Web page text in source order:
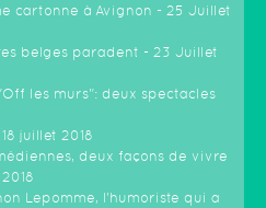
cartonne à Avignon - 25 Juillet
belges paradent - 23 Juillet
les murs": deux spectacles
juillet 2018
deux façons de vivre
Lepomme, l'humoriste qui a